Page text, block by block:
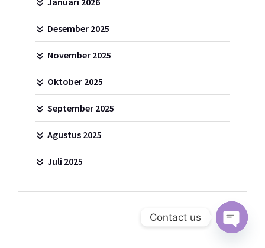
Desember 2025
November 2025
Oktober 2025
September 2025
Agustus 2025
Juli 2025
Contact us